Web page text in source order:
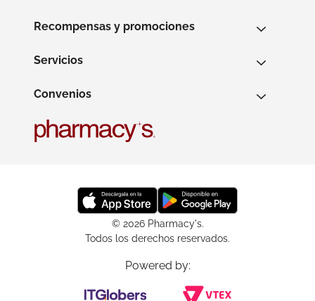
Recompensas y promociones
Servicios
Convenios
© 2026 Pharmacy's.
Todos los derechos reservados.
Powered by: